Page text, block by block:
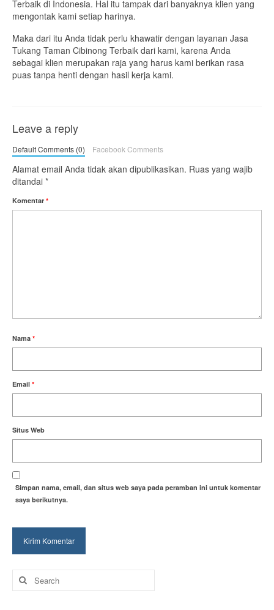
Terbaik di Indonesia. Hal itu tampak dari banyaknya klien yang
mengontak kami setiap harinya.
Maka dari itu Anda tidak perlu khawatir dengan layanan Jasa
Tukang Taman Cibinong Terbaik dari kami, karena Anda
sebagai klien merupakan raja yang harus kami berikan rasa
puas tanpa henti dengan hasil kerja kami.
Leave a reply
Default Comments (0) Facebook Comments
Alamat email Anda tidak akan dipublikasikan. Ruas yang wajib
ditandai *
Komentar *
Nama *
Email *
Situs Web
Simpan nama, email, dan situs web saya pada peramban ini untuk komentar
saya berikutnya.
Search
for: